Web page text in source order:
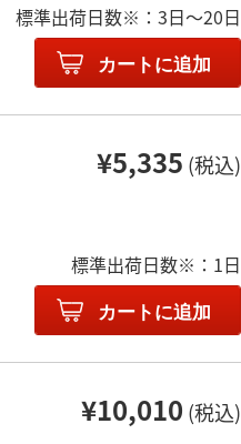
標準出荷日数※：3日～20日
カートに追加
¥5,335 (税込)
標準出荷日数※：1日
カートに追加
¥10,010 (税込)